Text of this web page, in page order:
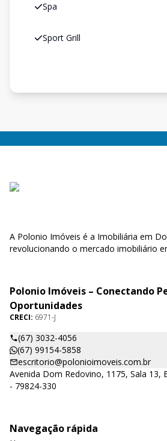
Spa
Sport Grill
A Polonio Imóveis é a Imobiliária em
revolucionando o mercado imobiliário
Polonio Imóveis – Conectando
Oportunidades
CRECI: 6971-J
(67) 3032-4056
(67) 99154-5858
escritorio@polonioimoveis.com.br
Avenida Dom Redovino, 1175, Sala 13,
- 79824-330
Navegação rápida